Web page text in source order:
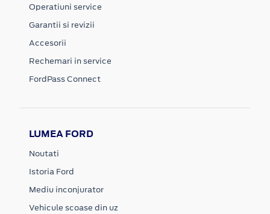
Operatiuni service
Garantii si revizii
Accesorii
Rechemari in service
FordPass Connect
LUMEA FORD
Noutati
Istoria Ford
Mediu inconjurator
Vehicule scoase din uz